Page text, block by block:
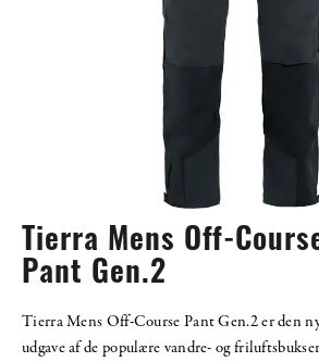
Tierra Mens Off-
Pant Gen.2
Tierra Mens Off-Course Pant Gen.2 er den
udgave af de populære vandre- og